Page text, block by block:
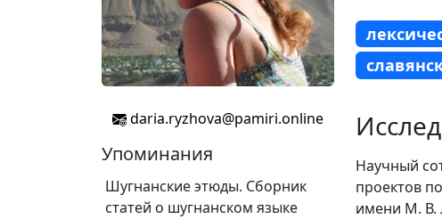
daria.ryzhova@pamiri.online
Упоминания
Шугнанские этюды. Сборник
статей о шугнанском языке
Научный
проектов
имени М.